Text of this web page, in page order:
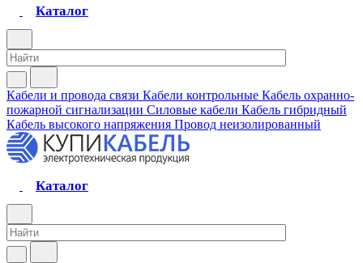
Каталог
Кабели и провода связи Кабели контрольные Кабель охранно-
пожарной сигнализации Силовые кабели Кабель гибридный
Кабель высокого напряжения Провод неизолированный
Каталог